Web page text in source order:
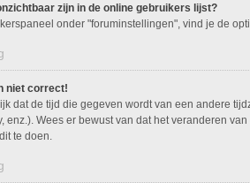
zijn in de online gebruikers lijst?
onder "foruminstellingen", vind je de
niet correct!
dat de tijd die gegeven wordt van een andere
enz.). Wees er bewust van dat het veranderen
te doen.